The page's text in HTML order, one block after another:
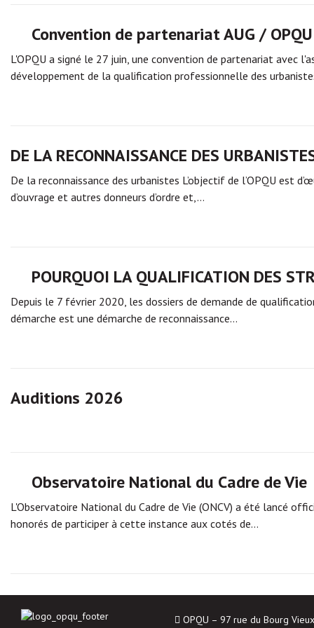
Convention de partenariat AUG / OPQU
L'OPQU a signé le 27 juin, une convention de partenariat avec
développement de la qualification professionnelle des
DE LA RECONNAISSANCE DES
De la reconnaissance des urbanistes L’objectif de l’OPQU est
d’ouvrage et autres donneurs d’ordre et,…
POURQUOI LA QUALIFICATION DES
Depuis le 7 février 2020, les dossiers de demande de
démarche est une démarche de reconnaissance…
Auditions 2026
Observatoire National du Cadre de Vie
L'Observatoire National du Cadre de Vie (ONCV) a été lancé
honorés de participer à cette instance aux cotés de…
OPQU – 97 rue du Bourg